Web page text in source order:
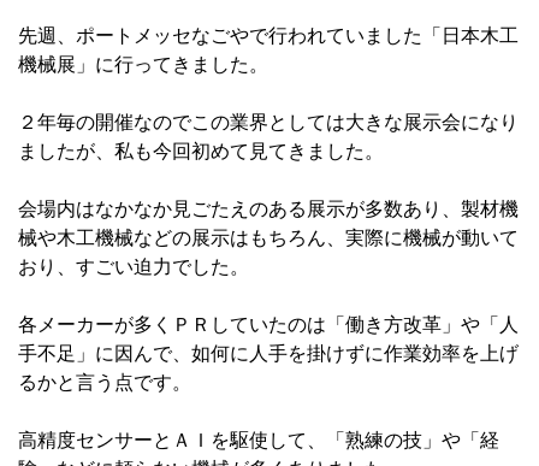
先週、ポートメッセなごやで行われていました「日本木工
機械展」に行ってきました。
２年毎の開催なのでこの業界としては大きな展示会になり
ましたが、私も今回初めて見てきました。
会場内はなかなか見ごたえのある展示が多数あり、製材機
械や木工機械などの展示はもちろん、実際に機械が動いて
おり、すごい迫力でした。
各メーカーが多くＰＲしていたのは「働き方改革」や「人
手不足」に因んで、如何に人手を掛けずに作業効率を上げ
るかと言う点です。
高精度センサーとＡＩを駆使して、「熟練の技」や「経